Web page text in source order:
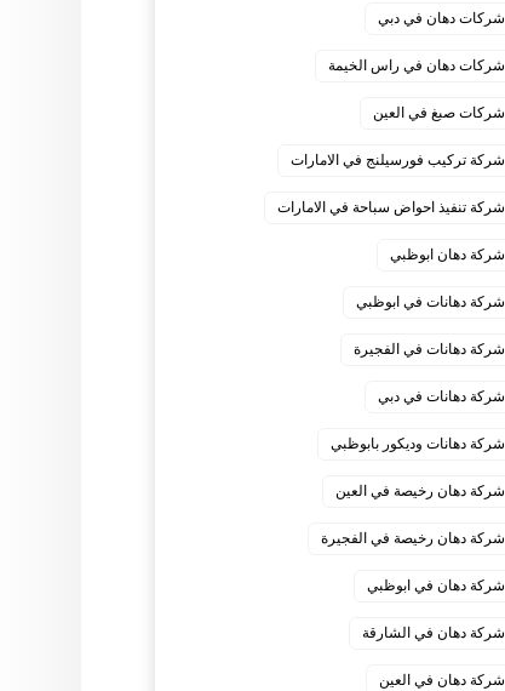
شركات دهان في دبي
شركات دهان في راس الخيمة
شركات صبغ في العين
شركة تركيب فورسيلنج في الامارات
شركة تنفيذ احواض سباحة في الامارات
شركة دهان ابوظبي
شركة دهانات في ابوظبي
شركة دهانات في الفجيرة
شركة دهانات في دبي
شركة دهانات وديكور بابوظبي
شركة دهان رخيصة في العين
شركة دهان رخيصة في الفجيرة
شركة دهان في ابوظبي
شركة دهان في الشارقة
شركة دهان في العين